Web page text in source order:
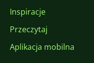
Inspiracje
Przeczytaj
Aplikacja mobilna